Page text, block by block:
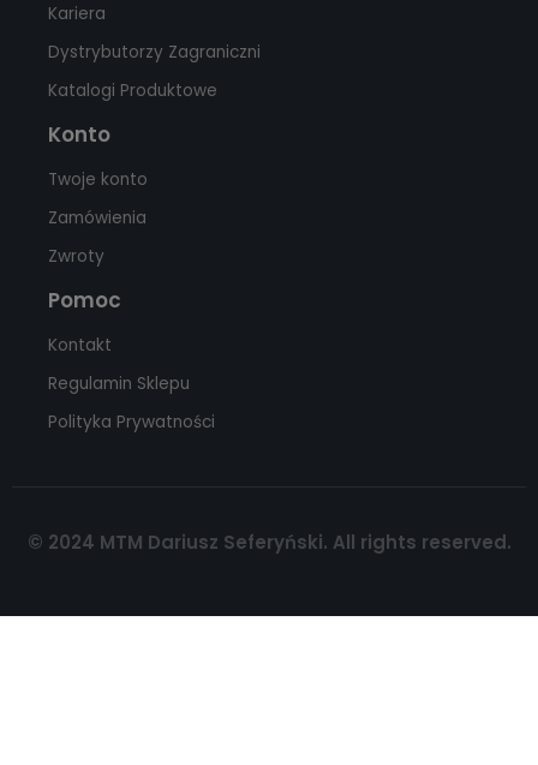
Kariera
Dystrybutorzy Zagraniczni
Katalogi Produktowe
Konto
Twoje konto
Zamówienia
Zwroty
Pomoc
Kontakt
Regulamin Sklepu
Polityka Prywatności
© 2024 MTM Dariusz Seferyński. All rights reserved.